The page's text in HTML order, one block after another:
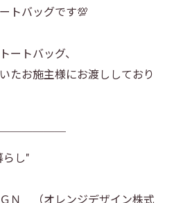
トバッグです💯
ートバッグ、
たお施主様にお渡ししており
￣￣￣￣￣
らし"
Ｎ （オレンジデザイン株式